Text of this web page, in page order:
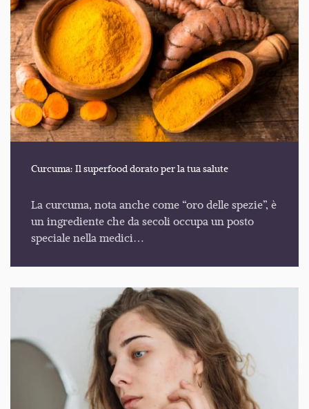
Curcuma: Il superfood dorato per la tua salute
La curcuma, nota anche come “oro delle spezie”, è
un ingrediente che da secoli occupa un posto
speciale nella medici…